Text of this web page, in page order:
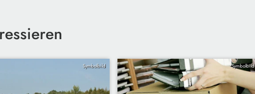
Symbolbild Symbolbild